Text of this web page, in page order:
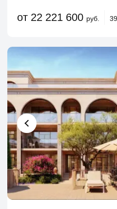
от 22 221 600 руб.